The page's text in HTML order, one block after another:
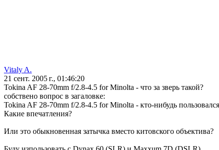
Vitaly A.
21 сент. 2005 г., 01:46:20
Tokina AF 28-70mm f/2.8-4.5 for Minolta - что за зверь такой?
собствено вопрос в загаловке:
Tokina AF 28-70mm f/2.8-4.5 for Minolta - кто-нибудь
Какие впечатления?
Или это обыкновенная затычка вместо китовского объектива?